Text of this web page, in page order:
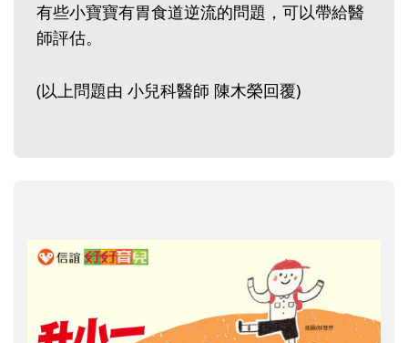
有些小寶寶有胃食道逆流的問題，可以帶給醫
師評估。
(以上問題由 小兒科醫師 陳木榮回覆)